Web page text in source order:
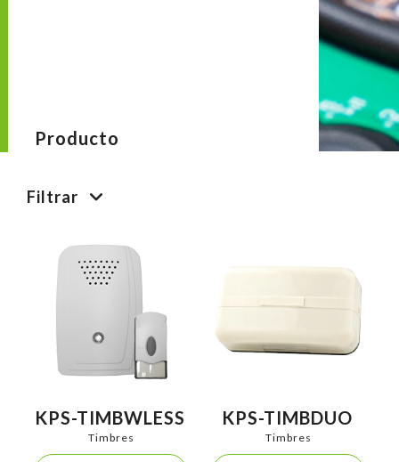
Producto
Filtrar
KPS-TIMBWLESS
Timbres
KPS-TIMBDUO
Timbres